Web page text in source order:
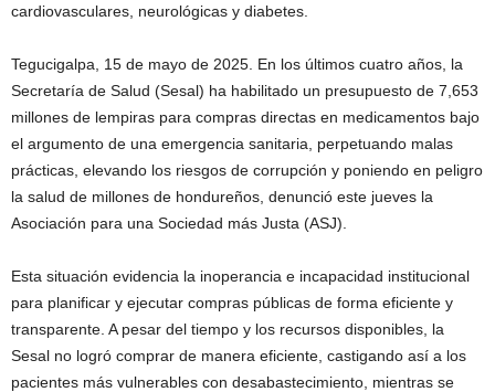
cardiovasculares, neurológicas y diabetes.
Tegucigalpa, 15 de mayo de 2025. En los últimos cuatro años, la
Secretaría de Salud (Sesal) ha habilitado un presupuesto de 7,653
millones de lempiras para compras directas en medicamentos bajo
el argumento de una emergencia sanitaria, perpetuando malas
prácticas, elevando los riesgos de corrupción y poniendo en peligro
la salud de millones de hondureños, denunció este jueves la
Asociación para una Sociedad más Justa (ASJ).
Esta situación evidencia la inoperancia e incapacidad institucional
para planificar y ejecutar compras públicas de forma eficiente y
transparente. A pesar del tiempo y los recursos disponibles, la
Sesal no logró comprar de manera eficiente, castigando así a los
pacientes más vulnerables con desabastecimiento, mientras se